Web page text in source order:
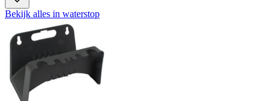
Bekijk alles in waterstop